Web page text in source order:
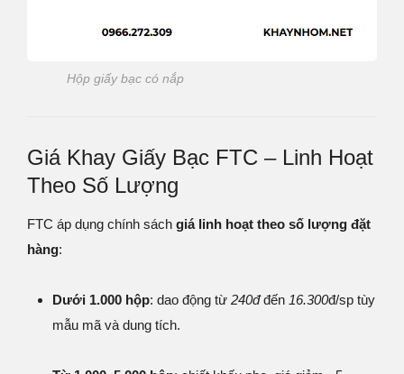
Hộp giấy bạc có nắp
Giá Khay Giấy Bạc FTC – Linh Hoạt
Theo Số Lượng
FTC áp dụng chính sách giá linh hoạt theo số lượng đặt
hàng:
Dưới 1.000 hộp: dao động từ 240đđến 16.300đ/sp tùy
mẫu mã và dung tích.